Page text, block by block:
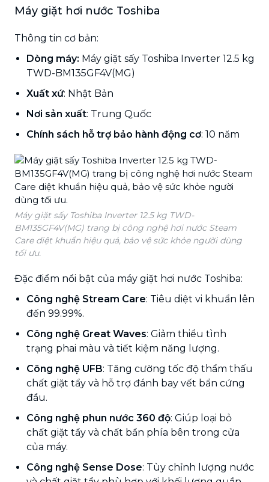
Máy giặt hơi nước Toshiba
Thông tin cơ bản:
Dòng máy: Máy giặt sấy Toshiba Inverter 12.5 kg
TWD-BM135GF4V(MG)
Xuất xứ: Nhật Bản
Nơi sản xuất: Trung Quốc
Chính sách hỗ trợ bảo hành động cơ: 10 năm
Máy giặt sấy Toshiba Inverter 12.5 kg TWD-
BM135GF4V(MG) trang bị công nghệ hơi nước Steam
Care diệt khuẩn hiệu quả, bảo vệ sức khỏe người dùng
tối ưu.
Đặc điểm nổi bật của máy giặt hơi nước Toshiba:
Công nghệ Stream Care: Tiêu diệt vi khuẩn lên
đến 99.99%.
Công nghệ Great Waves: Giảm thiểu tình
trạng phai màu và tiết kiệm năng lượng.
Công nghệ UFB: Tăng cường tốc độ thẩm thấu
chất giặt tẩy và hỗ trợ đánh bay vết bẩn cứng
đầu.
Công nghệ phun nước 360 độ: Giúp loại bỏ
chất giặt tẩy và chất bẩn phía bên trong cửa
của máy.
Công nghệ Sense Dose: Tùy chỉnh lượng nước